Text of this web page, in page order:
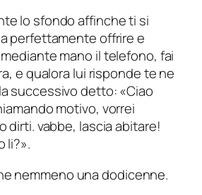
lo sfondo affinche ti si
perfettamente offrire e
mano il telefono, fai
e qualora lui risponde te ne
successivo detto: «Ciao
motivo, vorrei
dirti. vabbe, lascia abitare!
li?».
nemmeno una dodicenne.